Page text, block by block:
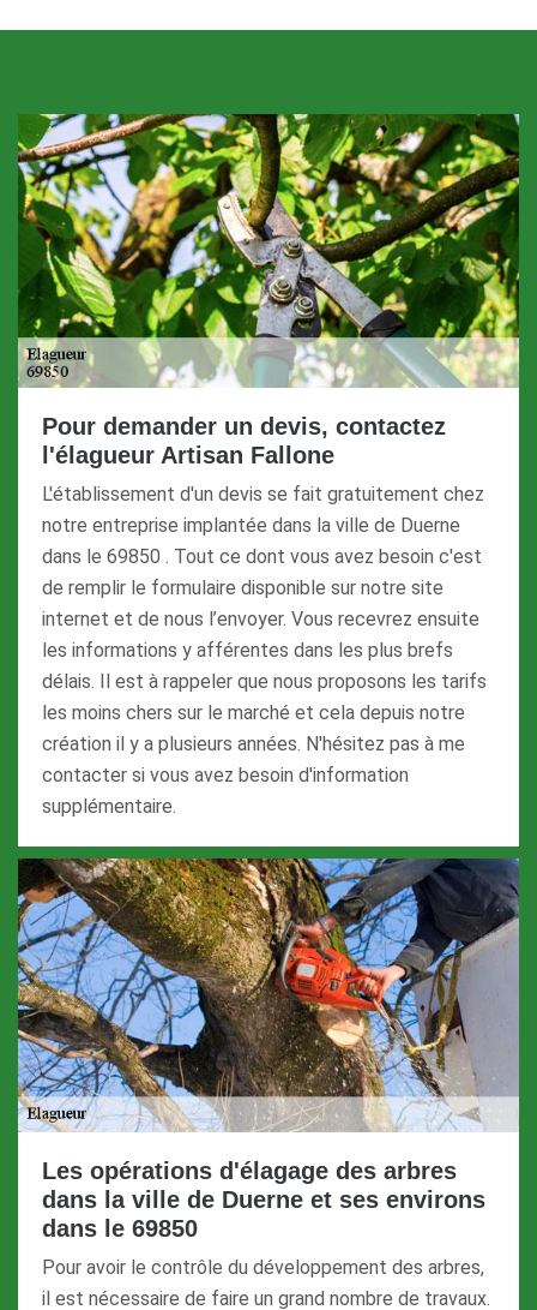
Pour demander un devis, contactez
l'élagueur Artisan Fallone
L'établissement d'un devis se fait gratuitement chez
notre entreprise implantée dans la ville de Duerne
dans le 69850 . Tout ce dont vous avez besoin c'est
de remplir le formulaire disponible sur notre site
internet et de nous l’envoyer. Vous recevrez ensuite
les informations y afférentes dans les plus brefs
délais. Il est à rappeler que nous proposons les tarifs
les moins chers sur le marché et cela depuis notre
création il y a plusieurs années. N'hésitez pas à me
contacter si vous avez besoin d'information
supplémentaire.
Les opérations d'élagage des arbres
dans la ville de Duerne et ses environs
dans le 69850
Pour avoir le contrôle du développement des arbres,
il est nécessaire de faire un grand nombre de travaux.